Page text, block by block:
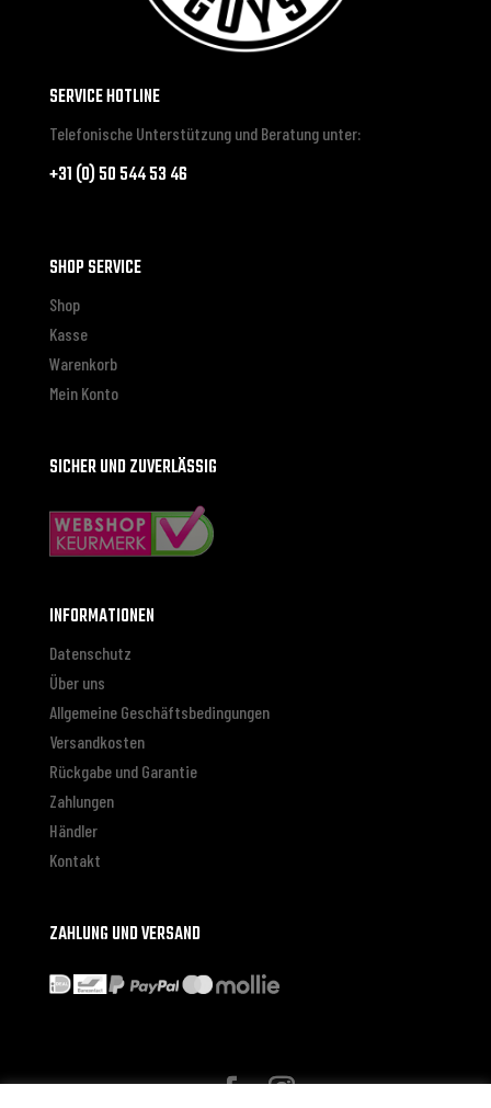
SERVICE HOTLINE
Telefonische Unterstützung und Beratung unter:
+31 (0) 50 544 53 46
SHOP SERVICE
Shop
Kasse
Warenkorb
Mein Konto
SICHER UND ZUVERLÄSSIG
INFORMATIONEN
Datenschutz
Über uns
Allgemeine Geschäftsbedingungen
Versandkosten
Rückgabe und Garantie
Zahlungen
Händler
Kontakt
ZAHLUNG UND VERSAND